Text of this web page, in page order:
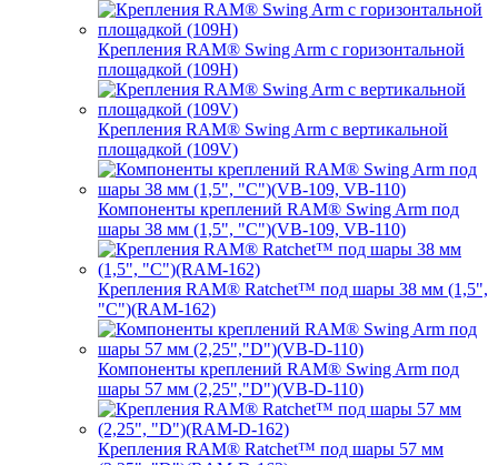
Крепления RAM® Swing Arm с горизонтальной
площадкой (109H)
Крепления RAM® Swing Arm с вертикальной
площадкой (109V)
Компоненты креплений RAM® Swing Arm под
шары 38 мм (1,5", "C")(VB-109, VB-110)
Крепления RAM® Ratchet™ под шары 38 мм (1,5",
"C")(RAM-162)
Компоненты креплений RAM® Swing Arm под
шары 57 мм (2,25","D")(VB-D-110)
Крепления RAM® Ratchet™ под шары 57 мм